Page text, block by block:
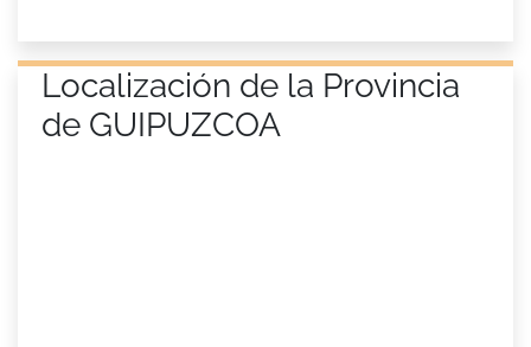
Localización de la Provincia
de GUIPUZCOA